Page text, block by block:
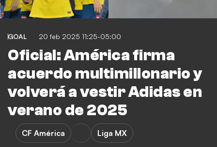
GOAL 20 feb 2025 11:25-05:00
Oficial: América firma
acuerdo multimillonario y
volverá a vestir Adidas en
verano de 2025
CF América Liga MX